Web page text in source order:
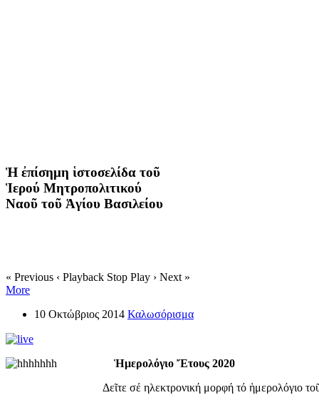
Ἡ ἐπίσημη ἱστοσελίδα τοῦ
Ἱερού Μητροπολιτικού
Ναοῦ τοῦ Ἁγίου Βασιλείου
« Previous ‹ Playback Stop Play › Next »
More
10 Οκτώβριος 2014 Καλωσόρισμα
Ἡμερολόγιο Ἔτους 2020
Δεῖτε σέ ηλεκτρονική μορφή τό ἡμερολόγιο